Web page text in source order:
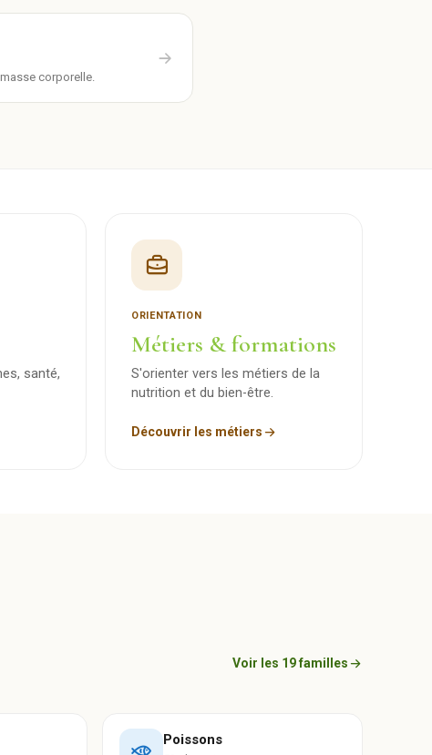
corporelle.
santé,
ORIENTATION
Métiers & formations
S'orienter vers les métiers de la
nutrition et du bien-être.
Découvrir les métiers
Voir les 19 familles
Poissons